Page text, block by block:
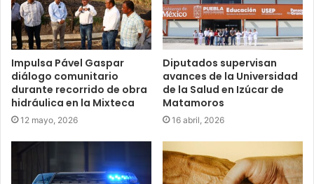
Impulsa Pável Gaspar
diálogo comunitario
durante recorrido de obra
hidráulica en la Mixteca
12 mayo, 2026
Diputados supervisan
avances de la Universidad
de la Salud en Izúcar de
Matamoros
16 abril, 2026